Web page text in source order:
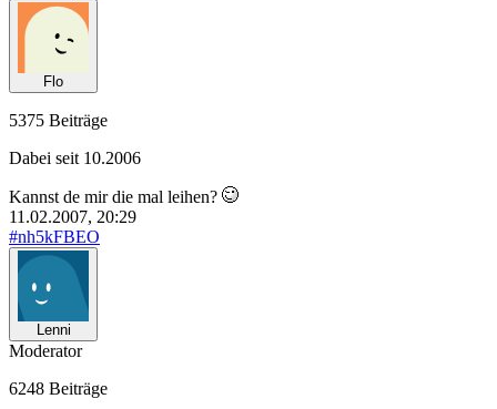
Flo
5375 Beiträge
Dabei seit 10.2006
Kannst de mir die mal leihen?
11.02.2007, 20:29
#nh5kFBEO
Lenni
Moderator
6248 Beiträge